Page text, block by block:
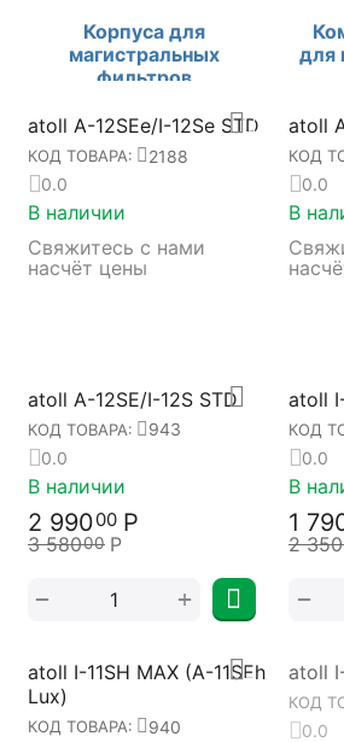
Корпуса для
магистральных
фильтров
для
atoll A-12SEe/I-12Se STD
КОД ТОВАРА:
2188
0.0
В наличии
Свяжитесь с нами
насчёт цены
КОД
0.0
В
atoll A-12SE/I-12S STD
КОД ТОВАРА:
943
0.0
В наличии
2 99000 Р
3 58000 Р
+
−
atoll
КОД
0.0
В
1
2 350
−
atoll I-11SH MAX (A-11SEh
Lux)
КОД ТОВАРА:
940
atoll
КОД
0.0